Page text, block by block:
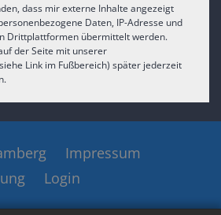
dass mir externe Inhalte angezeigt
Daten, IP-Adresse und
Drittplattformen übermittelt werden.
der Seite mit unserer
Link im Fußbereich) später jederzeit
Impressum
Login